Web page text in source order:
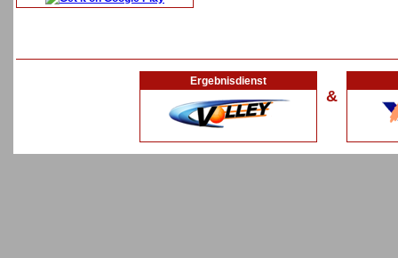
Ergebnisdienst
&